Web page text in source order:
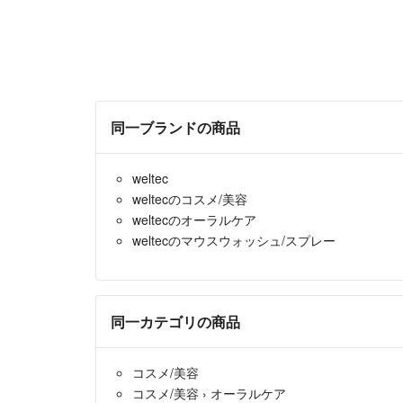
同一ブランドの商品
weltec
weltecのコスメ/美容
weltecのオーラルケア
weltecのマウスウォッシュ/スプレー
同一カテゴリの商品
コスメ/美容
コスメ/美容 › オーラルケア